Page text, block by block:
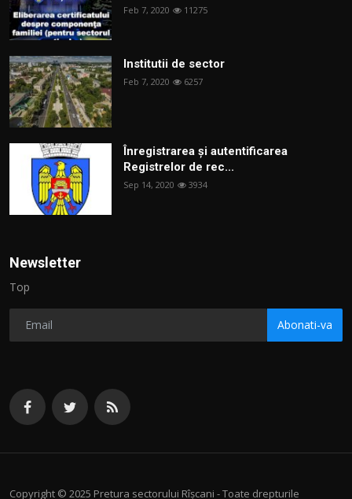
Feb 7, 2020 11275
Institutii de sector
Feb 7, 2020 6257
Înregistrarea și autentificarea
Registrelor de rec...
Sep 14, 2020 3934
Newsletter
Top
Abonati-va
Copyright © 2025 Pretura sectorului Rîșcani - Toate drepturile